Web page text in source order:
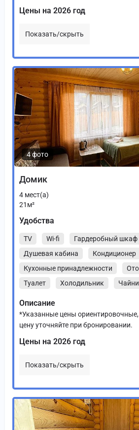
Цены на 2026 год
Показать/скрыть
4 фото
Домик
4 мест(а)
21 м²
Удобства
TV Wi-fi
Гардеробный шкаф
Душевая кабина
Кондиционер
Кухонные принадлежности
Туалет
Холодильник
Описание
*Указанные цены
цену уточняйте при бронировании.
Цены на 2026 год
Показать/скрыть